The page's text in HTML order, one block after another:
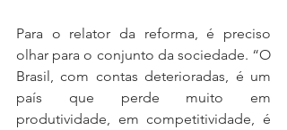
Para o relator da reforma, é preciso
olhar para o conjunto da sociedade. “O
Brasil, com contas deterioradas, é um
país que perde muito em
produtividade, em competitividade, é